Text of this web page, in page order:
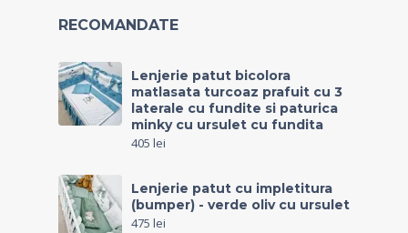
RECOMANDATE
Lenjerie patut bicolora
matlasata turcoaz prafuit cu 3
laterale cu fundite si paturica
minky cu ursulet cu fundita
405 lei
Lenjerie patut cu impletitura
(bumper) - verde oliv cu ursulet
475 lei